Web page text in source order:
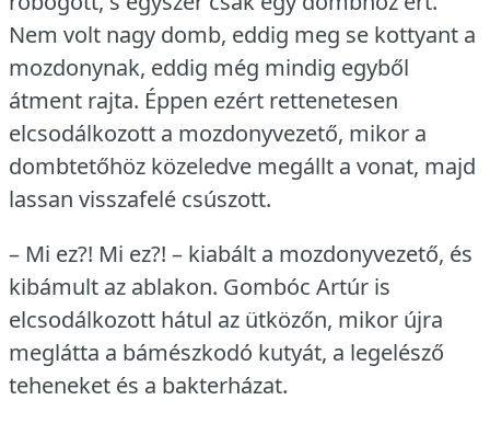
Nem volt nagy domb, eddig meg se kottyant a
mozdonynak, eddig még mindig egyből
átment rajta. Éppen ezért rettenetesen
elcsodálkozott a mozdonyvezető, mikor a
dombtetőhöz közeledve megállt a vonat, majd
lassan visszafelé csúszott.
– Mi ez?! Mi ez?! – kiabált a mozdonyvezető, és
kibámult az ablakon. Gombóc Artúr is
elcsodálkozott hátul az ütközőn, mikor újra
meglátta a bámészkodó kutyát, a legelésző
teheneket és a bakterházat.